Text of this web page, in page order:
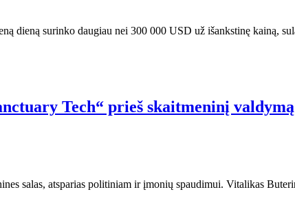
dieną surinko daugiau nei 300 000 USD už išankstinę kainą,
Tech“ prieš skaitmeninį valdymą
salas, atsparias politiniam ir įmonių spaudimui. Vitalikas